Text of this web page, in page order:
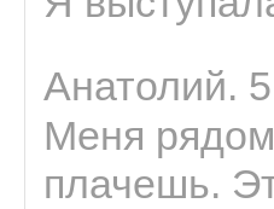
Анатолий.
Меня
плачешь.